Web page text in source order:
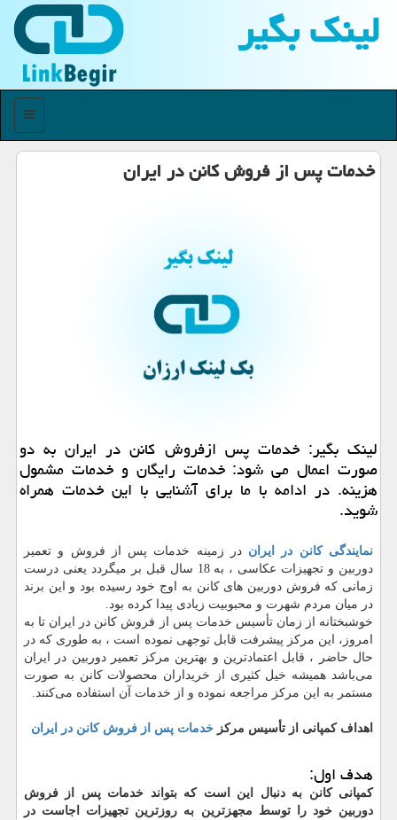
لینك بگیر
منو
خدمات پس از فروش كانن در ایران
لینك بگیر: خدمات پس ازفروش كانن در ایران به دو
صورت اعمال می شود: خدمات رایگان و خدمات مشمول
هزینه. در ادامه با ما برای آشنایی با این خدمات همراه
شوید.
نمایندگی کانن در ایران در زمینه خدمات پس از فروش و تعمیر
دوربین و تجهیزات عکاسی ، به 18 سال قبل بر میگردد یعنی درست
زمانی که فروش دوربین های کانن به اوج خود رسیده بود و این برند
در میان مردم شهرت و محبوبیت زیادی پیدا کرده بود.
خوشبختانه از زمان تأسیس خدمات پس از فروش کانن در ایران تا به
امروز، این مرکز پیشرفت قابل توجهی نموده است ، به طوری که در
حال حاضر ، قابل اعتمادترین و بهترین مرکز تعمیر دوربین در ایران
می‌باشد همیشه خیل کثیری از خریداران محصولات کانن به صورت
مستمر به این مرکز مراجعه نموده و از خدمات آن استفاده می‌کنند.
اهداف کمپانی از تأسیس مرکز خدمات پس از فروش کانن در ایران
هدف اول:
کمپانی کانن به دنبال این است که بتواند خدمات پس از فروش
دوربین خود را توسط مجهزترین به روزترین تجهیزات اجاست در